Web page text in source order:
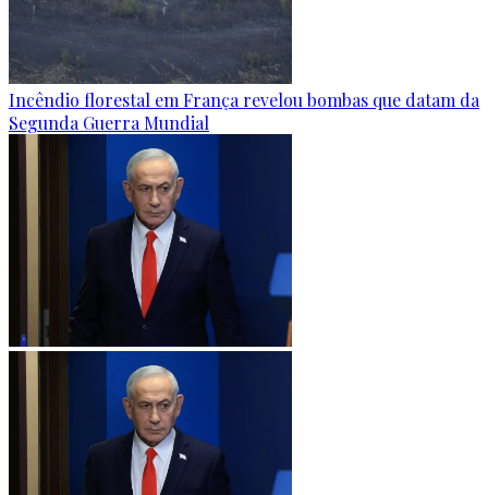
Incêndio florestal em França revelou bombas que datam da
Segunda Guerra Mundial